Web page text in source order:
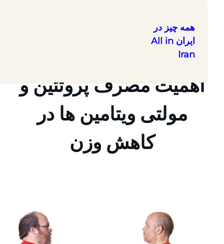
همه چیز در
ایران All in
اهمیت مصرف پروتئین و
مولتی ویتامین ها در
کاهش وزن